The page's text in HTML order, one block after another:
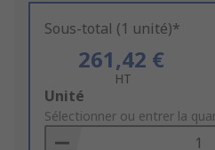
Sous-total (1 unité)*
261,42 €
HT
Add
to
Basket
Unité
Sélectionner ou entrer la